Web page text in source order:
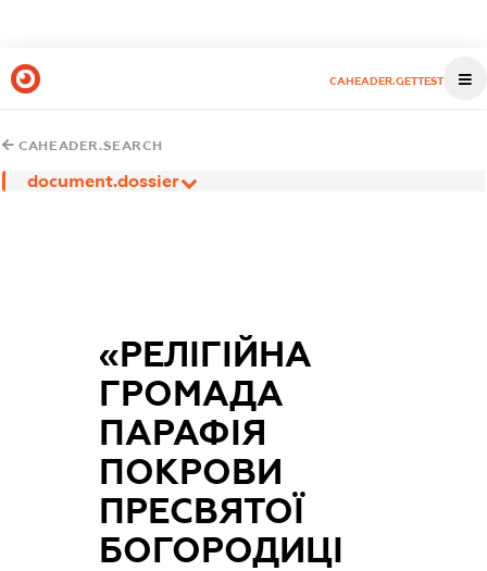
CAHEADER.GETTEST
CAHEADER.SEARCH
document.dossier
«РЕЛІГІЙНА
ГРОМАДА
ПАРАФІЯ
ПОКРОВИ
ПРЕСВЯТОЇ
БОГОРОДИЦІ